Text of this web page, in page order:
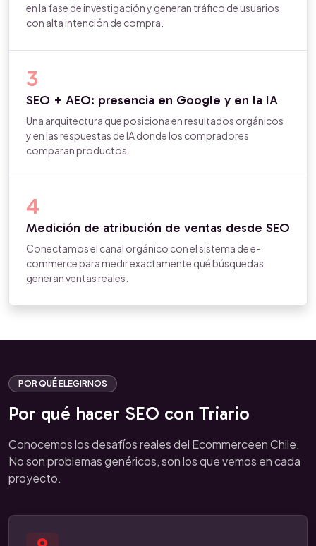
en la fase de investigación y generan tráfico de usuarios
con alta intención de compra.
3
SEO + AEO: presencia en Google y en la IA
Una arquitectura que posiciona en resultados orgánicos
y en las respuestas de IA donde los compradores
comparan productos.
4
Medición de atribución de ventas desde SEO
Conectamos el canal orgánico con el sistema de e-
commerce para medir exactamente qué búsquedas
generan ventas reales.
POR QUÉ ELEGIRNOS
Por qué hacer SEO con Triario
Conocemos los desafíos reales del Ecommerceen Chile.
No son problemas genéricos, son los que vemos en cada
proyecto.